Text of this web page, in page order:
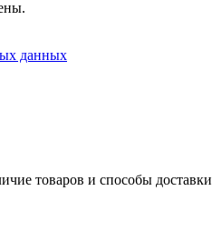
данных
товаров и способы доставки